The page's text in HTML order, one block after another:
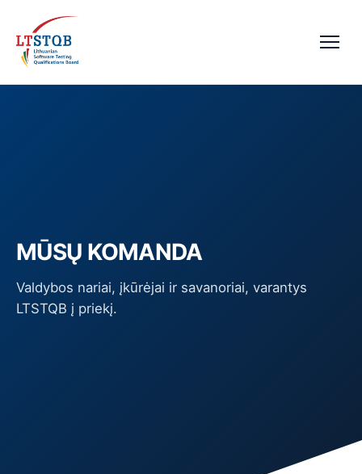
MŪSŲ KOMANDA
Valdybos nariai, įkūrėjai ir savanoriai, varantys
LTSTQB į priekį.